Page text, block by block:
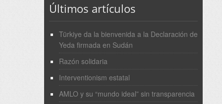
Últimos artículos
Türkiye da la bienvenida a la Declaración de
Yeda firmada en Sudán
Razón solidaria
Interventionism estatal
AMLO y su “mundo ideal” sin transparencia